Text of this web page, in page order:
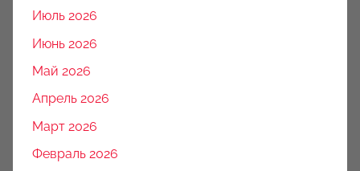
Июль 2026
Июнь 2026
Май 2026
Апрель 2026
Март 2026
Февраль 2026